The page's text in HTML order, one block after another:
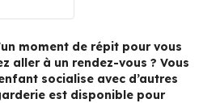
moment de répit pour vous
aller à un rendez-vous ? Vous
socialise avec d’autres
est disponible pour